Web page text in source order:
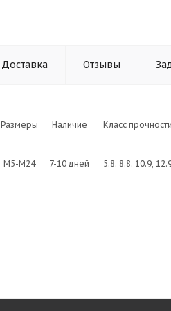
Доставка Отзывы
Размеры Наличие Класс прочности
М5-М24 7-10 дней 5.8. 8.8. 10.9,